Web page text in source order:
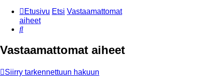
Etusivu Etsi Vastaamattomat
aiheet
Etsi
Vastaamattomat aiheet
Siirry tarkennettuun hakuun